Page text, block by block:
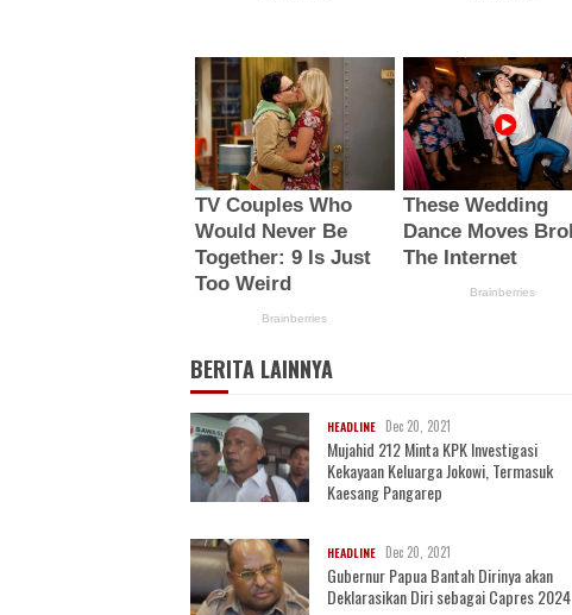
BERITA LAINNYA
HEADLINE Dec 20, 2021
Mujahid 212 Minta KPK Investigasi
Kekayaan Keluarga Jokowi, Termasuk
Kaesang Pangarep
HEADLINE Dec 20, 2021
Gubernur Papua Bantah Dirinya akan
Deklarasikan Diri sebagai Capres 2024